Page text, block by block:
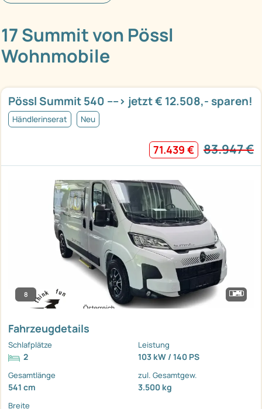
17 Summit von Pössl
Wohnmobile
Pössl Summit 540 ----> jetzt € 12.508,- sparen!
Händlerinserat Neu
71.439 € 83.947 €
8
Fahrzeugdetails
Schlafplätze
2
Leistung
103 kW / 140 PS
Gesamtlänge
541 cm
zul. Gesamtgew.
3.500 kg
Breite